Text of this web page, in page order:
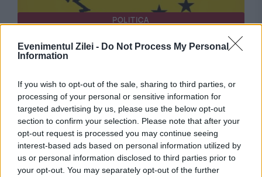
Evenimentul Zilei - Do Not Process My Personal
Information
If you wish to opt-out of the sale, sharing to third parties, or
processing of your personal or sensitive information for
targeted advertising by us, please use the below opt-out
section to confirm your selection. Please note that after your
opt-out request is processed you may continue seeing
interest-based ads based on personal information utilized by
us or personal information disclosed to third parties prior to
your opt-out. You may separately opt-out of the further
POLITICA
Tensiuni în Senat pe tema biodiversității. AUR
blocarea infrastructurii și a agriculturii